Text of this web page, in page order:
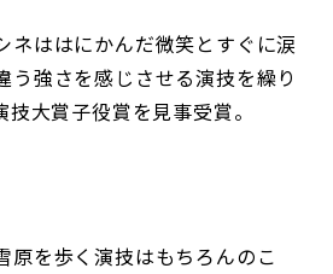
ネははにかんだ微笑とすぐに涙
う強さを感じさせる演技を繰り
大賞子役賞を見事受賞。
原を歩く演技はもちろんのこ